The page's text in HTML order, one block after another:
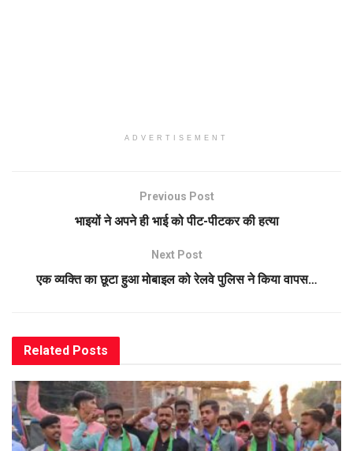
ADVERTISEMENT
Previous Post
भाइयों ने अपने ही भाई को पीट-पीटकर की हत्या
Next Post
एक व्यक्ति का छूटा हुआ मोबाइल को रेलवे पुलिस ने किया वापस…
Related Posts